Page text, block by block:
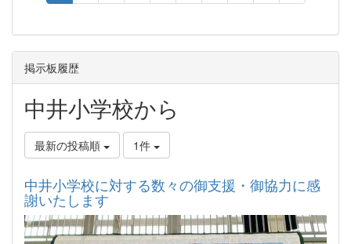
掲示板履歴
中井小学校から
最新の投稿順 1件
中井小学校に対する数々の御支援・御協力に感
謝いたします